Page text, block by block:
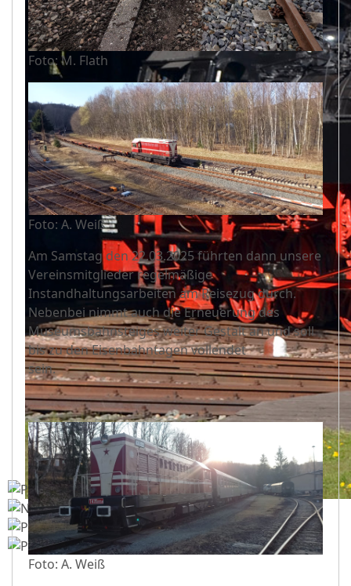
Foto: M. Flath
Foto: A. Weiß
Am Samstag den 22.03.2025 führten dann unsere
Vereinsmitglieder regelmäßige
Instandhaltungsarbeiten am Reisezug durch.
Nebenbei nimmt auch die Erneuerung des
Museumsbahnsteiges weiter Gestalt an und soll
bis zu den Eisenbahntagen vollendet
sein.
Foto: A. Weiß